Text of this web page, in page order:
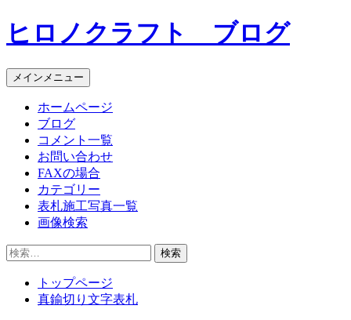
コ
ン
ン
ツ
ヒロノクラフト ブログ
メインメニュー
ホームページ
ブログ
コメント一覧
お問い合わせ
FAXの場合
カテゴリー
表札施工写真一覧
画像検索
検
トップページ
真鍮切り文字表札